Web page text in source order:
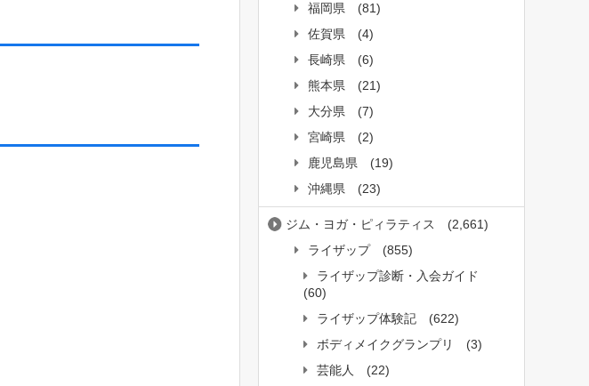
福岡県
(81)
佐賀県
(4)
長崎県
(6)
熊本県
(21)
大分県
(7)
宮崎県
(2)
鹿児島県
(19)
沖縄県
(23)
ジム・ヨガ・ピィラティス
(2,661)
ライザップ
(855)
ライザップ診断・入会ガイド
(60)
ライザップ体験記
(622)
ボディメイクグランプリ
(3)
芸能人
(22)